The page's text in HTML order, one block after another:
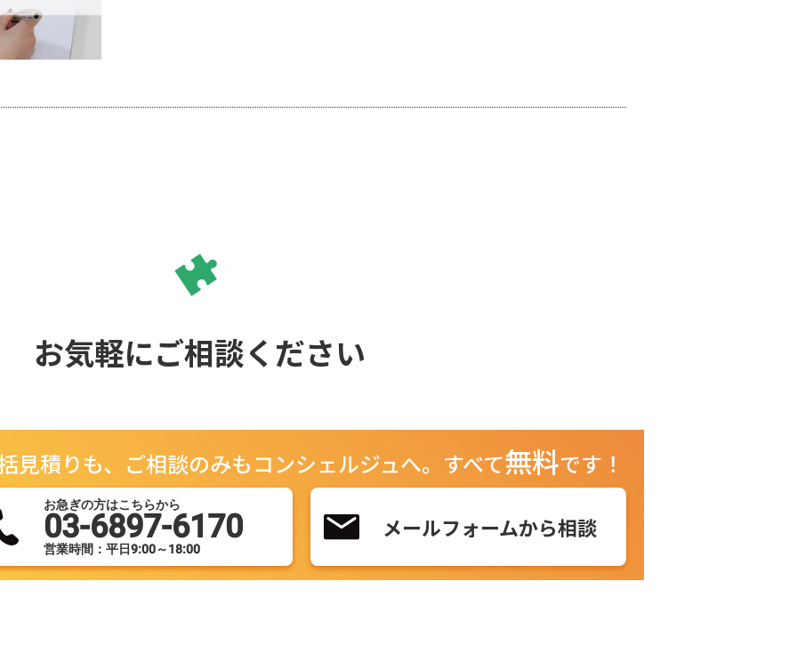
お気軽にご相談ください
見積りも、ご相談のみもコンシェルジュへ。 すべて無料です！
お急ぎの方はこちらから
03-6897-6170
営業時間：平日9:00～18:00
メールフォームから相談